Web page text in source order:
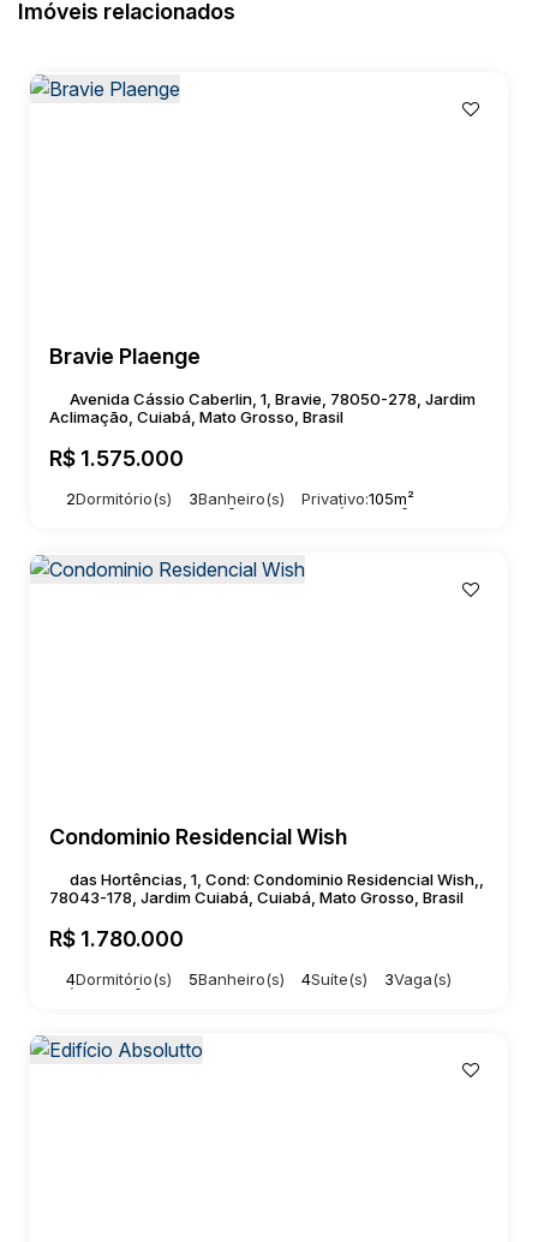
Imóveis relacionados
Bravie Plaenge
R$ 1.575.000
Avenida Cássio Caberlin, 1, Bravie, 78050-278, Jardim
Aclimação, Cuiabá, Mato Grosso, Brasil
2Dormitório(s) 3Banheiro(s) Privativo:105m²
105m² Útil: 105m²
Condominio Residencial Wish
R$ 1.780.000
das Hortências, 1, Cond: Condominio Residencial Wish,,
78043-178, Jardim Cuiabá, Cuiabá, Mato Grosso, Brasil
4Dormitório(s) 5Banheiro(s) 4Suíte(s) 3Vaga(s)
Útil:
209m²